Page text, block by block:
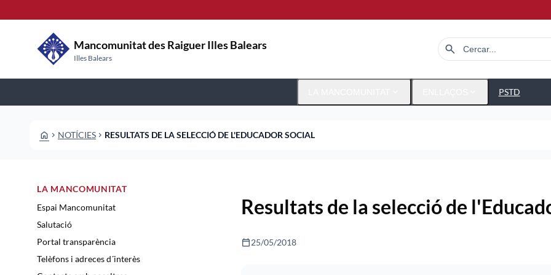
Mancomunitat des Raiguer Illes Balears
Illes Balears
search
PSTD
HOME CHEVRON_RIGHT NOTÍCIES CHEVRON_RIGHT RESULTATS DE LA SELECCIÓ DE L'EDUCADOR SOCIAL
LA MANCOMUNITAT
Espai Mancomunitat
Salutació
Portal transparència
Telèfons i adreces d´interès
Resultats de la selecció de
calendar_today25/05/2018